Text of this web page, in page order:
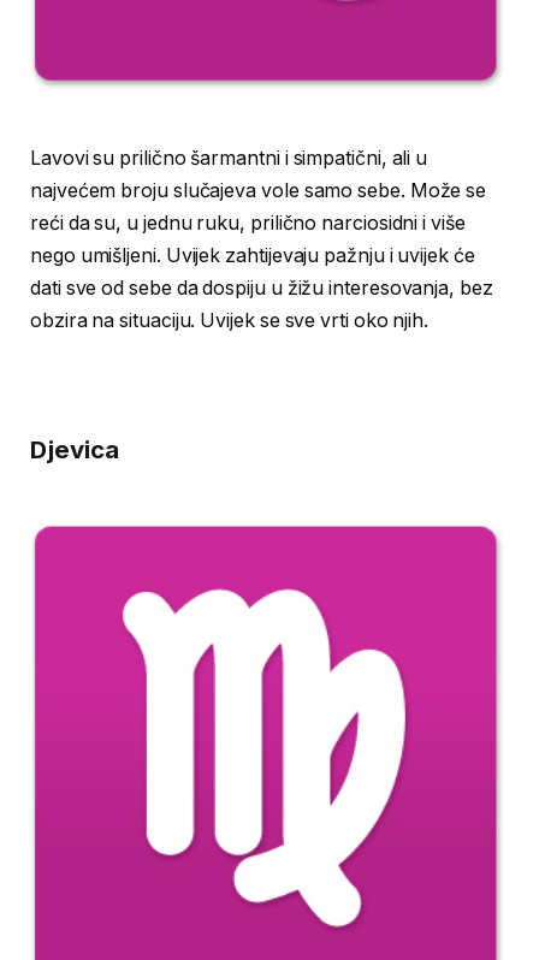
Lavovi su prilično šarmantni i simpatični, ali u
najvećem broju slučajeva vole samo sebe. Može se
reći da su, u jednu ruku, prilično narciosidni i više
nego umišljeni. Uvijek zahtijevaju pažnju i uvijek će
dati sve od sebe da dospiju u žižu interesovanja, bez
obzira na situaciju. Uvijek se sve vrti oko njih.
Djevica